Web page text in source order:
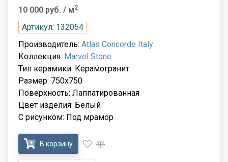
10 000 руб. / м2
Артикул: 132054
Производитель: Atlas Concorde Italy
Коллекция: Marvel Stone
Тип керамики: Керамогранит
Размер: 750x750
Поверхность: Лаппатированная
Цвет изделия: Белый
С рисунком: Под мрамор
В корзину